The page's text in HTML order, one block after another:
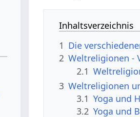
Inhaltsverzeichnis
1 Die
2
2.1
3 Weltreligionen
3.1 Yoga und
3.2 Yoga und